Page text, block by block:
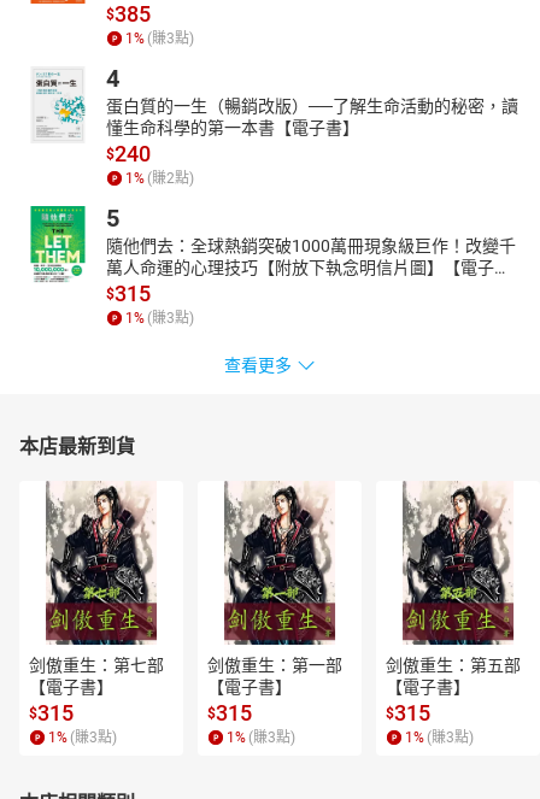
$385
1 % (賺3點)
4
蛋白質的一生（暢銷改版）──了解生命活動的秘密，讀
懂生命科學的第一本書【電子書】
$240
1 % (賺2點)
5
隨他們去：全球熱銷突破1000萬冊現象級巨作！改變千
萬人命運的心理技巧【附放下執念明信片圖】【電子
書】
$315
1 % (賺3點)
查看更多
本店最新到貨
剑傲重生：第七部
【電子書】
$315
1 % (賺3點)
剑傲重生：第一部
【電子書】
$315
1 % (賺3點)
剑傲重生：第五部
【電子書】
$315
1 % (賺3點)